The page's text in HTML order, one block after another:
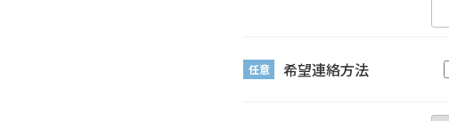
任意 希望連絡方法